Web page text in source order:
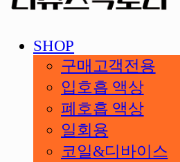
SHOP
구매고객전용
입호흡 액상
폐호흡 액상
일회용
코일&디바이스